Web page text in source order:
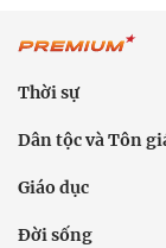
Thời sự
Dân tộc và Tôn
Giáo dục
Đời sống